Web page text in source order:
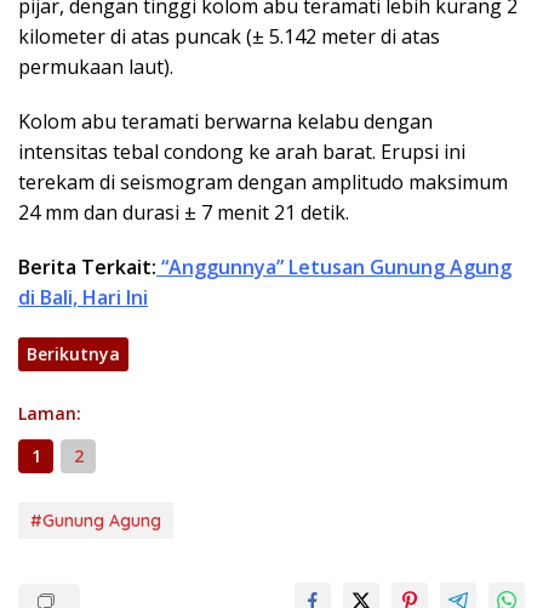
pijar, dengan tinggi kolom abu teramati lebih kurang 2
kilometer di atas puncak (± 5.142 meter di atas
permukaan laut).
Kolom abu teramati berwarna kelabu dengan
intensitas tebal condong ke arah barat. Erupsi ini
terekam di seismogram dengan amplitudo maksimum
24 mm dan durasi ± 7 menit 21 detik.
Berita Terkait: “Anggunnya” Letusan Gunung Agung
di Bali, Hari Ini
Berikutnya
Laman:
1
2
#Gunung Agung